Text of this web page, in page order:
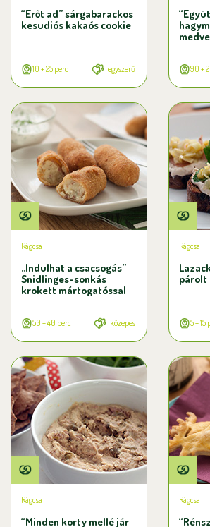
“Erőt ad” sárgabarackos
kesudiós kakaós cookie
10 + 25 perc egyszerű 90 +
Rágcsa
„Indulhat a csacsogás”
Snidlinges-sonkás
krokett mártogatóssal
50 + 40 perc közepes
Rágcsa
párolt
5 + 15
Rágcsa
“Minden korty mellé jár
Rágcsa